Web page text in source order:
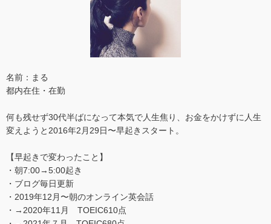
名前：まる
都内在住・在勤
何も残せず30代半ばになって本気で人生焦り、お金をかけずに人生
変えようと2016年2月29日〜早起きスタート。
【早起きで変わったこと】
・朝7:00→5:00起き
・ブログ毎日更新
・2019年12月〜朝のオンライン英会話
・→2020年11月 TOEIC610点